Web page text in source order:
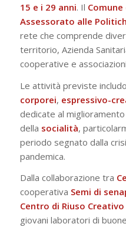
15 e i 29 anni. Il
Assessorato alle
rete che comprende
territorio, Azienda
cooperative e
Le attività previste
corporei, espressivo-
dedicate al
della socialità,
periodo segnato dalla
pandemica.
Dalla collaborazione tra
cooperativa Semi di
Centro di Riuso Creativo
giovani laboratori di